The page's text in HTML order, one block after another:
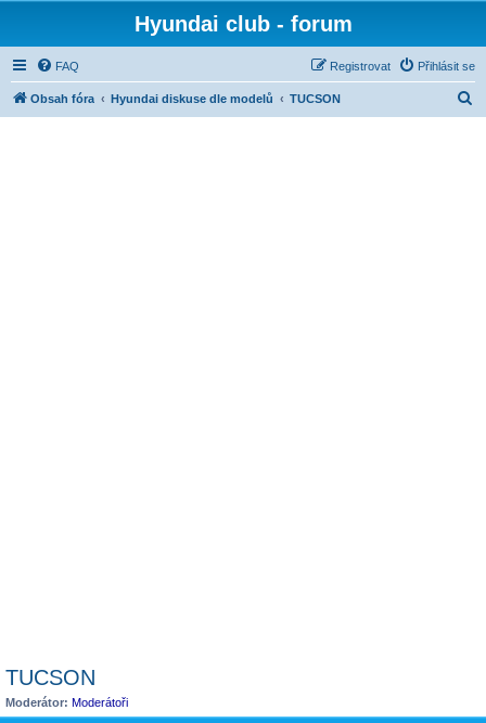
Hyundai club - forum
FAQ Přihlásit se
Registrovat
Obsah fóra Hyundai diskuse dle modelů TUCSON
TUCSON
Moderátor: Moderátoři